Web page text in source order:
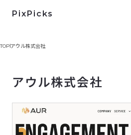
PixPicks
TOP アウル株式会社
アウル株式会社